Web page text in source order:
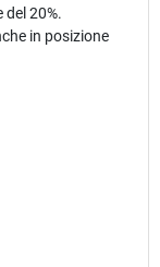
20%.
in posizione